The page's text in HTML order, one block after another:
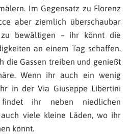
Im Gegensatz zu Florenz
aber ziemlich überschaubar
bewältigen – ihr könnt die
an einem Tag schaffen.
die Gassen treiben und genießt
Wenn ihr auch ein wenig
in der Via Giuseppe Libertini
findet ihr neben niedlichen
viele kleine Läden, wo ihr
könnt.